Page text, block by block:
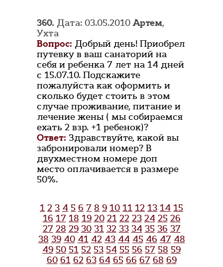
360. Дата: 03.05.2010Артем,
Ухта
Вопрос: Добрый день! Приобрел
путевку в ваш санаторий на
себя и ребенка 7 лет на 14 дней
с 15.07.10. Подскажите
пожалуйста как оформить и
сколько будет стоить в этом
случае проживание, питание и
лечение жены ( мы собираемся
ехать 2 взр. +1 ребенок)?
Ответ: Здравствуйте, какой вы
забронировали номер? В
двухместном номере доп
место оплачивается в размере
50%.
1 2 3 4 5 6 7 8 9 10 11 12 13 14 15
16 17 18 19 20 21 22 23 24 25 26
27 28 29 30 31 32 33 34 35 36 37
38 39 40 41 42 43 44 45 46 47 48
49 50 51 52 53 54 55 56 57 58 59
60 61 62 63 64 65 66 67 68 69